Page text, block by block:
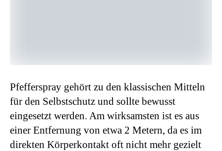
Pfefferspray gehört zu den klassischen Mitteln
für den Selbstschutz und sollte bewusst
eingesetzt werden. Am wirksamsten ist es aus
einer Entfernung von etwa 2 Metern, da es im
direkten Körperkontakt oft nicht mehr gezielt